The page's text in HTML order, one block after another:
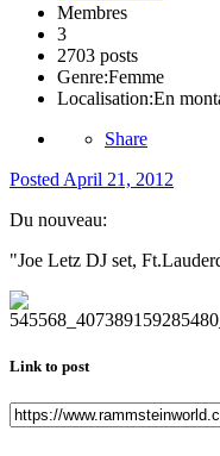
Membres
3
2703 posts
Genre:Femme
Localisation:En
Share
Posted April 21, 2012
Du nouveau:
"Joe Letz DJ set,
Link to post